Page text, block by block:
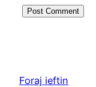
Foraj ieftin